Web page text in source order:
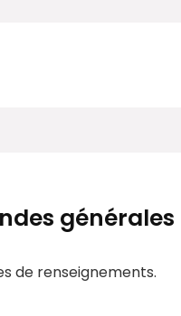
générales
de renseignements.